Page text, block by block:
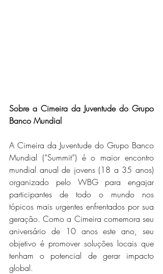
Sobre a Cimeira da Juventude do Grupo
Banco Mundial
A Cimeira da Juventude do Grupo Banco
Mundial (“Summit”) é o maior encontro
mundial anual de jovens (18 a 35 anos)
organizado pelo WBG para engajar
participantes de todo o mundo nos
tópicos mais urgentes enfrentados por sua
geração. Como a Cimeira comemora seu
aniversário de 10 anos este ano, seu
objetivo é promover soluções locais que
tenham o potencial de gerar impacto
global.